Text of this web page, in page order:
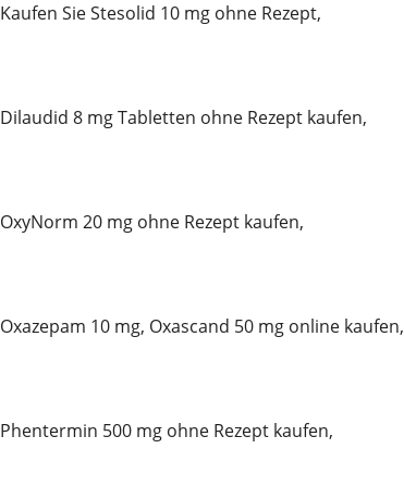
Kaufen Sie Stesolid 10 mg ohne Rezept,
Dilaudid 8 mg Tabletten ohne Rezept kaufen,
OxyNorm 20 mg ohne Rezept kaufen,
Oxazepam 10 mg, Oxascand 50 mg online kaufen,
Phentermin 500 mg ohne Rezept kaufen,